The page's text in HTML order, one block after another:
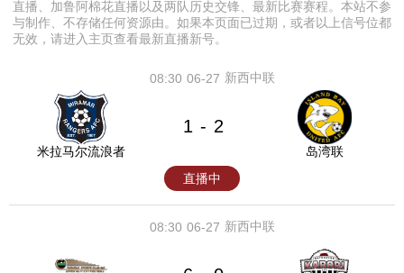
直播、加鲁阿棉花直播以及两队历史交锋、最新比赛赛程。本站不参
与制作、不存储任何资源由。如果本页面已过期，或者以上信号位都
无效，请进入主页查看最新直播新号。
06-27
08:30 新西中联
米拉马尔流浪者
1 - 2
岛湾联
直播中
06-27
08:30 新西中联